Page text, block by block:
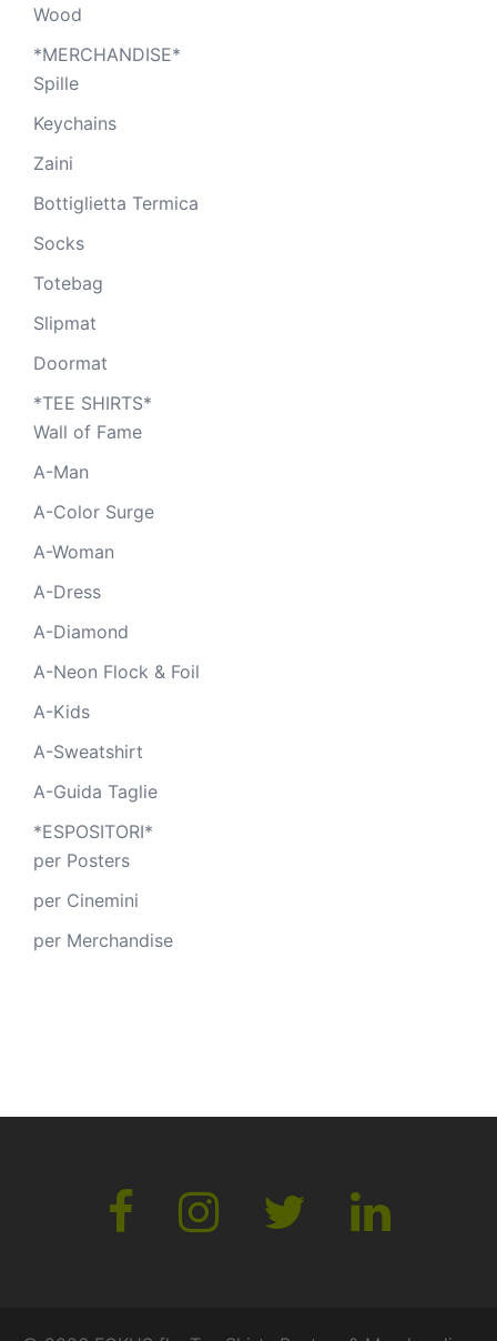
Wood
*MERCHANDISE*
Spille
Keychains
Zaini
Bottiglietta Termica
Socks
Totebag
Slipmat
Doormat
*TEE SHIRTS*
Wall of Fame
A-Man
A-Color Surge
A-Woman
A-Dress
A-Diamond
A-Neon Flock & Foil
A-Kids
A-Sweatshirt
A-Guida Taglie
*ESPOSITORI*
per Posters
per Cinemini
per Merchandise
FacebookInstagram Twitter